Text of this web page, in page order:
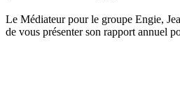
Le Médiateur pour le groupe Engie,
de vous présenter son rapport annuel